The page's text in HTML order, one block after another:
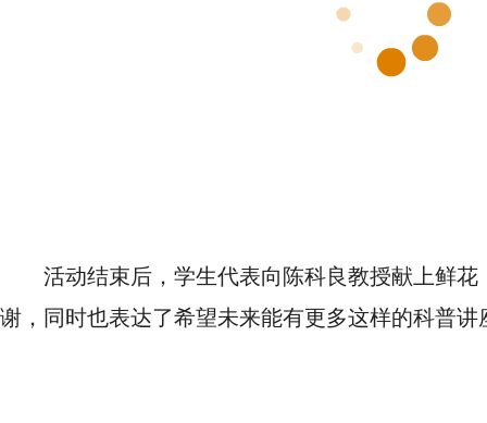
活动结束后，学生代表向陈科良教授献上鲜
谢，同时也表达了希望未来能有更多这样的科普讲